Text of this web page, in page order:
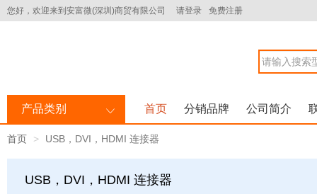
您好，欢迎来到安富微(深圳)商贸有限公司 请登录 免费注册
产品类别 首页 分销品牌 公司简介
首页 USB，DVI，HDMI 连接器
USB，DVI，HDMI 连接器